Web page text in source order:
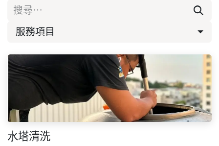
服務項目
水塔清洗